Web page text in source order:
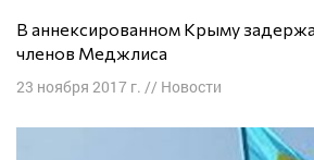
В аннексированном Крыму задержаны несколько
членов Меджлиса
23 ноября 2017 г. // Новости